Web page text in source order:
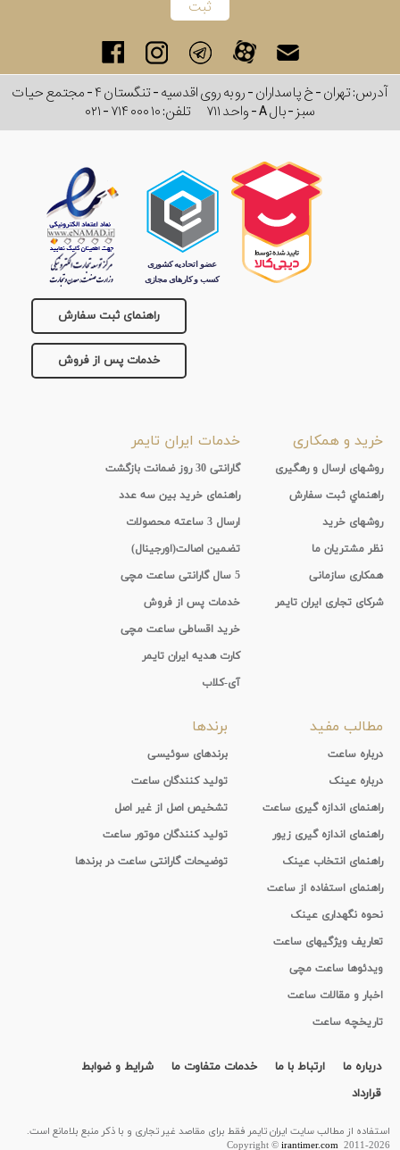
ساعت
بند
آدرس: تهران - خ پاسداران - رو به روی اقدسیه - تنگستان ۴ - مجتمع حیات
سبز - بال A - واحد ۷۱۱
تلفن:۰۲۱ - ۷۱۴ ۰۰۰ ۱۰
راهنمای ثبت سفارش
خدمات پس از فروش
خرید و همکاری
روشهای ارسال و رهگیری
راهنماي ثبت سفارش
روشهای خرید
نظر مشتریان ما
همکاری سازمانی
شرکای تجاری ایران تایمر
خدمات ایران تایمر
گارانتی 30 روز ضمانت بازگشت
راهنمای خرید بین سه عدد
ارسال 3 ساعته محصولات
تضمین اصالت(اورجینال)
5 سال گارانتی ساعت مچی
خدمات پس از فروش
خرید اقساطی ساعت مچی
کارت هدیه ایران تایمر
آی-کلاب
مطالب مفید
درباره ساعت
درباره عینک
راهنمای اندازه گیری ساعت
راهنمای اندازه گیری زیور
راهنمای انتخاب عینک
راهنمای استفاده از ساعت
نحوه نگهداری عینک
تعاریف ویژگیهای ساعت
ویدئوها ساعت مچی
اخبار و مقالات ساعت
تاریخچه ساعت
برندها
برندهای سوئیسی
تولید کنندگان ساعت
تشخیص اصل از غیر اصل
تولید کنندگان موتور ساعت
توضیحات گارانتی ساعت در برندها
درباره ما ارتباط با ما خدمات متفاوت ما
شرایط و ضوابط
قرارداد
استفاده از مطالب سايت ایران تایمر فقط برای مقاصد غیر تجاری و با ذکر منبع بلامانع است.
Copyright ©irantimer.com2011-2026